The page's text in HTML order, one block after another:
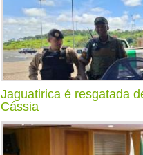
Jaguatirica é resgatada
Cássia